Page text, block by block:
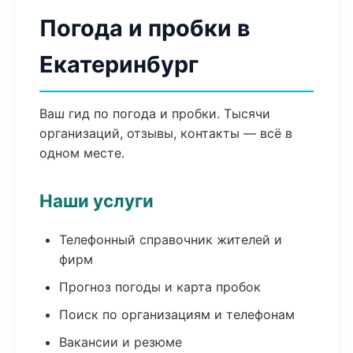
Погода и пробки в
Екатеринбург
Ваш гид по погода и пробки. Тысячи
организаций, отзывы, контакты — всё в
одном месте.
Наши услуги
Телефонный справочник жителей и
фирм
Прогноз погоды и карта пробок
Поиск по организациям и телефонам
Вакансии и резюме